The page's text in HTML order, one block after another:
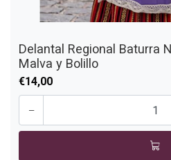
Delantal Regional Baturra
Malva y Bolillo
€14,00
-